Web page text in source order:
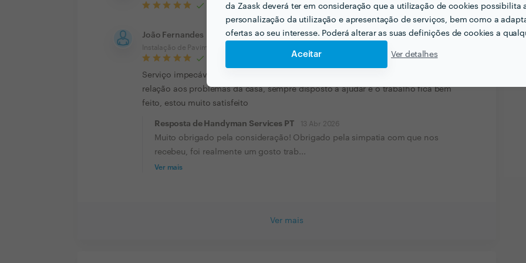
da Zaask deverá ter em consideração que a utilização de cookies possibilita
personalização da utilização e apresentação de serviços, bem como a
ofertas ao seu interesse. Poderá alterar as suas definições de cookies a
Aceitar Ver detalhes
João Fernandes
Instalação de Pavimento Vinílico
13 Abr 2026
Serviço impecável. Sr Carlos é bastante simpático, honesto e compreensivo em
relação aos problemas da casa, sempre disposto a ajudar e o trabalho fica bem
feito, estou muito satisfeito
Resposta de Handyman Services PT 13 Abr 2026
Muito obrigado pela consideração! Obrigado pela simpatia com que nos
recebeu, foi realmente um gosto trab...
Ver mais
Ver mais